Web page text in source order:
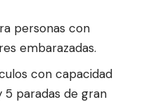
personas con
embarazadas.
con capacidad
5 paradas de gran